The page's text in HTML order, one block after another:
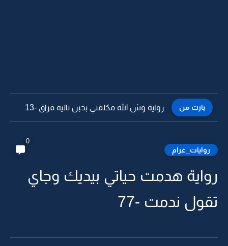
بارت من رواية وش الله مكلفني بحبن تاليه فراق -12
روايات_غرام
0
رواية هدمت حياتي بيديك وجاي
تقول ندمت -77